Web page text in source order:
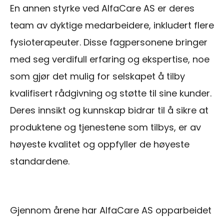
En annen styrke ved AlfaCare AS er deres
team av dyktige medarbeidere, inkludert flere
fysioterapeuter. Disse fagpersonene bringer
med seg verdifull erfaring og ekspertise, noe
som gjør det mulig for selskapet å tilby
kvalifisert rådgivning og støtte til sine kunder.
Deres innsikt og kunnskap bidrar til å sikre at
produktene og tjenestene som tilbys, er av
høyeste kvalitet og oppfyller de høyeste
standardene.
Gjennom årene har AlfaCare AS opparbeidet